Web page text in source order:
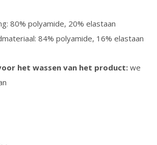
80% polyamide, 20% elastaan
84% polyamide, 16% elastaan
het wassen van het product:we